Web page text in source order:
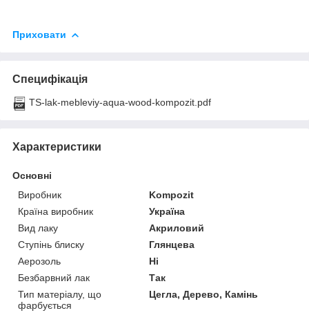
Приховати
Специфікація
TS-lak-mebleviy-aqua-wood-kompozit.pdf
Характеристики
Основні
Виробник
Kompozit
Країна виробник
Україна
Вид лаку
Акриловий
Ступінь блиску
Глянцева
Аерозоль
Ні
Безбарвний лак
Так
Тип матеріалу, що
фарбується
Цегла, Дерево, Камінь